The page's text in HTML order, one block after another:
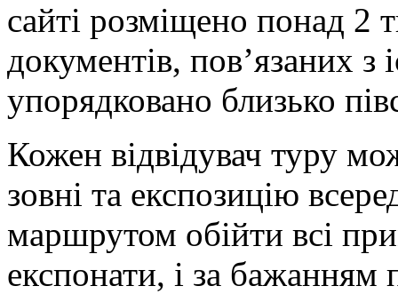
сайті розміщено понад 2
документів, пов’язаних з
упорядковано близько
Кожен відвідувач туру
зовні та експозицію
маршрутом обійти всі
експонати, і за